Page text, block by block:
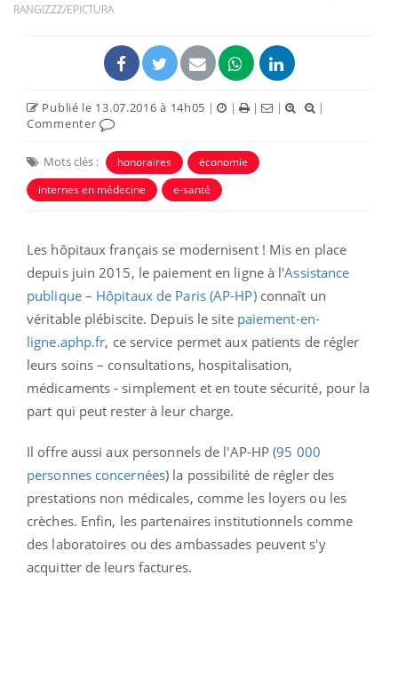
RANGIZZZ/EPICTURA
Publié le 13.07.2016 à 14h05 | | | |
|
Commenter
Mots clés : honoraires
économie
internes en médecine
e-santé
Les hôpitaux français se modernisent ! Mis en place
depuis juin 2015, le paiement en ligne à l'Assistance
publique – Hôpitaux de Paris (AP-HP)connaît un
véritable plébiscite. Depuis le site paiement-en-
ligne.aphp.fr, ce service permet aux patients de régler
leurs soins – consultations, hospitalisation,
médicaments - simplement et en toute sécurité, pour la
part qui peut rester à leur charge.
Il offre aussi aux personnels de l'AP-HP (95 000
personnes concernées) la possibilité de régler des
prestations non médicales, comme les loyers ou les
crèches. Enfin, les partenaires institutionnels comme
des laboratoires ou des ambassades peuvent s'y
acquitter de leurs factures.